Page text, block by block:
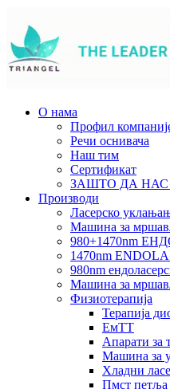
О нама
Профил
Речи оснивача
Наш тим
Сертификат
ЗАШТО ДА НАС
Производи
Ласерско
Машина за
980+1470nm
1470nm
980nm
Машина за
Физиотерапија
Терапија
ЕмТТ
Апарати за
Машина за
Хладни
Пмст петља